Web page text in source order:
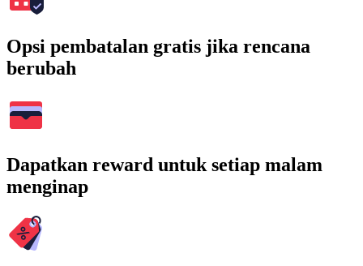
Opsi pembatalan gratis jika rencana
berubah
Dapatkan reward untuk setiap malam
menginap